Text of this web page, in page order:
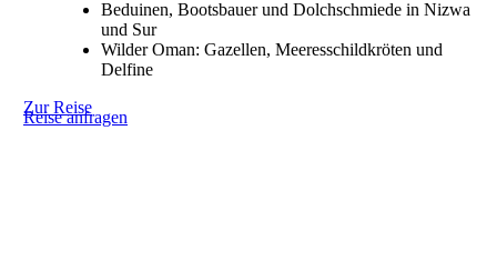
Beduinen, Bootsbauer und Dolchschmiede in Nizwa
und Sur
Wilder Oman: Gazellen, Meeresschildkröten und
Delfine
Zur Reise
Reise anfragen